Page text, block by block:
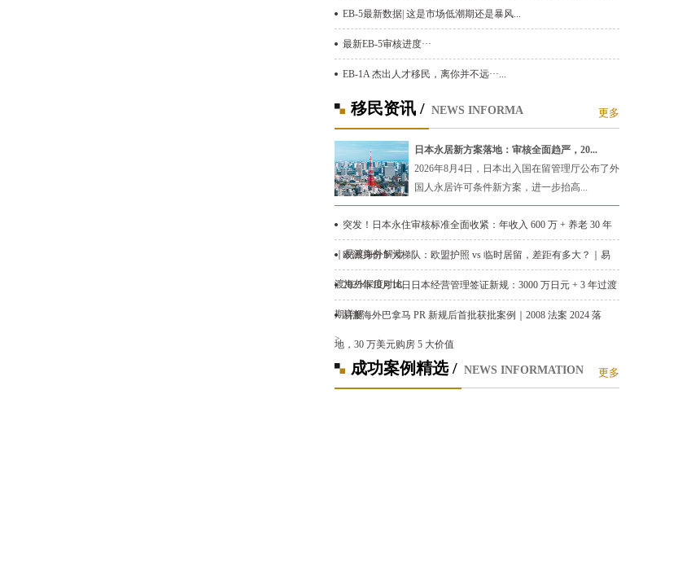
EB-5最新数据| 这是市场低潮期还是暴风...
最新EB-5审核进度···
EB-1A 杰出人才移民，离你并不远···...
更多
移民资讯 / NEWS INFORMA
日本永居新方案落地：审核全面趋严，20...
2026年8月4日，日本出入国在留管理厅公布了外
国人永居许可条件新方案，进一步抬高...
突发！日本永住审核标准全面收紧：年收入 600 万 + 养老 30 年
｜易渡海外解读
欧洲身份 5 大梯队：欧盟护照 vs 临时居留，差距有多大？｜易
渡海外深度对比
2025年10月16日日本经营管理签证新规：3000 万日元 + 3 年过渡
期详解
易渡海外巴拿马 PR 新规后首批获批案例｜2008 法案 2024 落
地，30 万美元购房 5 大价值
>
更多
成功案例精选 / NEWS INFORMATION